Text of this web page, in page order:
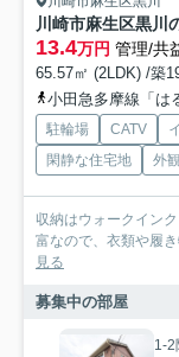
川崎市麻生区黒川
13.4万円 管理/共
65.57㎡ (2LDK) /築
小田急多摩線「は
駐輪場 CATV
閑静な住宅地
外
収納はウォークイン
富なので、衣類や履
見る
募集中の部屋
1-2